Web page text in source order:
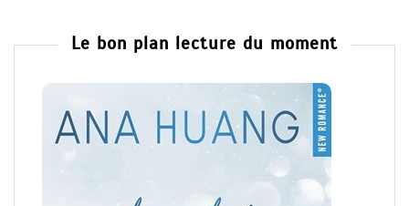
Le bon plan lecture du moment